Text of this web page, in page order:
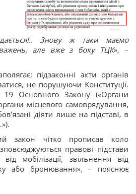
Знову ж таки маємо
але вже з боку ТЦК», –
підзаконні акти органів
не порушуючи Конституції.
19 Основного Закону («Органи
місцевого самоврядування,
діяти лише на підставі, в
закон чітко прописав коло
правові підстави
мобілізації, звільнення від
або бронювання», – пояснює